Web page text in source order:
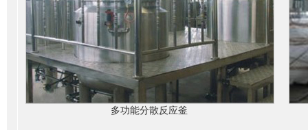
多功能分散反应釜